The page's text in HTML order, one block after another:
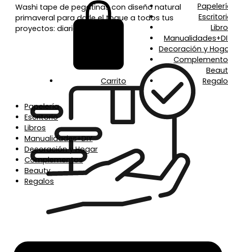
Carrito
Decoración y
Papelería
Escritorio
Libros
Manualidades+DIY
Decoración y Hogar
Complementos
Beauty
Regalos
Washi tape de pegatinas con diseño natural
primaveral para darle el toque a todos tus
proyectos: diarios, cartas…